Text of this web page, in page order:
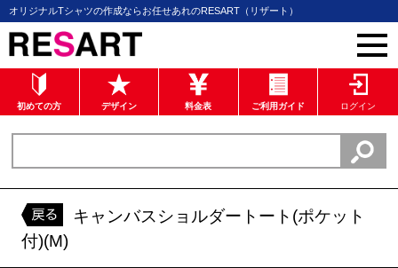
オリジナルTシャツの作成ならお任せあれのRESART（リザート）
初めての方 デザイン 料金表 ご利用ガイド ログイン
キャンバスショルダートート(ポケット
付)(M)